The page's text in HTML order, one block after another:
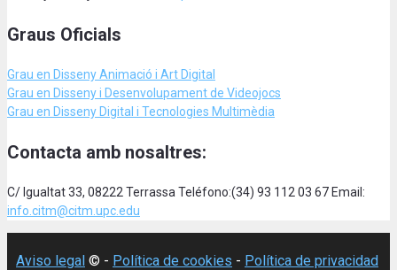
Graus Oficials
Grau en Disseny Animació i Art Digital
Grau en Disseny i Desenvolupament de Videojocs
Grau en Disseny Digital i Tecnologies Multimèdia
Contacta amb nosaltres:
C/ Igualtat 33, 08222 Terrassa Teléfono:(34) 93 112 03 67 Email:
info.citm@citm.upc.edu
Aviso legal © - Política de cookies - Política de privacidad